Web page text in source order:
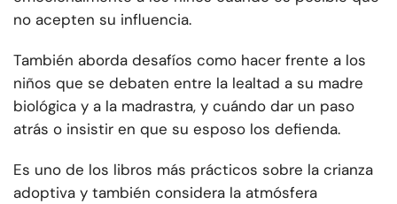
no acepten su influencia.
También aborda desafíos como hacer frente a los
niños que se debaten entre la lealtad a su madre
biológica y a la madrastra, y cuándo dar un paso
atrás o insistir en que su esposo los defienda.
Es uno de los libros más prácticos sobre la crianza
adoptiva y también considera la atmósfera